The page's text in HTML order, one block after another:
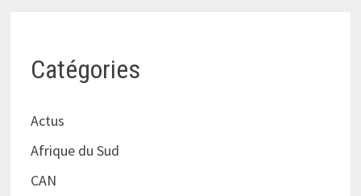
Catégories
Actus
Afrique du Sud
CAN